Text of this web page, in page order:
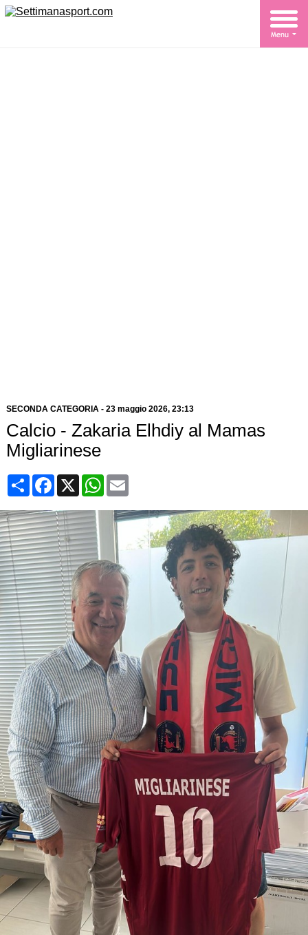
SECONDA CATEGORIA- 23 maggio 2026, 23:13
Calcio - Zakaria Elhdiy al Mamas
Migliarinese
CondividiFacebook
X WhatsApp
Email